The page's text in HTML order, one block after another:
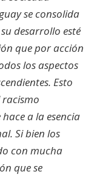
se consolida
desarrollo esté
que por acción
los aspectos
Esto
a la esencia
Si bien los
con mucha
que se